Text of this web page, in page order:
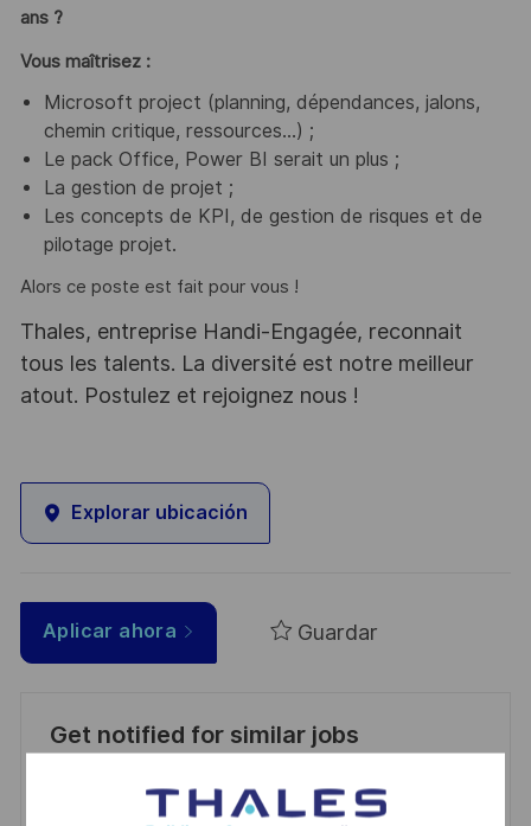
ans ?
Vous maîtrisez :
Microsoft project (planning, dépendances, jalons,
chemin critique, ressources…) ;
Le pack Office, Power BI serait un plus ;
La gestion de projet ;
Les concepts de KPI, de gestion de risques et de
pilotage projet.
Alors ce poste est fait pour vous !
Thales, entreprise Handi-Engagée, reconnait
tous les talents. La diversité est notre meilleur
atout. Postulez et rejoignez nous !
Explorar ubicación
Aplicar ahora Guardar
Get notified for similar jobs
You'll receive updates once a week